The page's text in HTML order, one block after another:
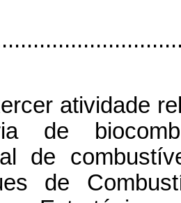
atividade
de
de
de